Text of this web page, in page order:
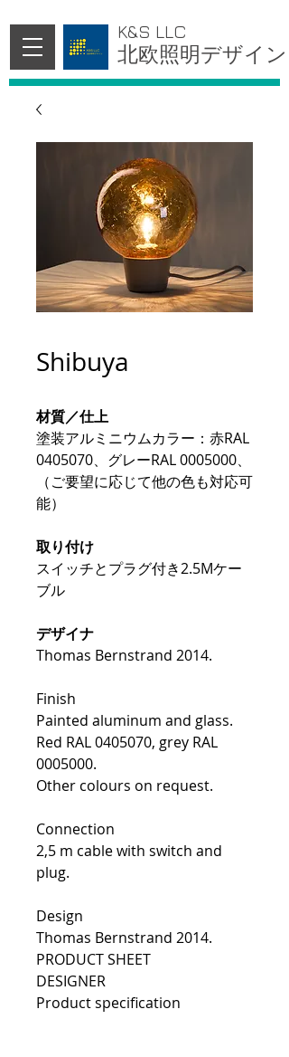
北欧照明デザイン
K&S LLC
Shibuya
材質／仕上
塗装アルミニウムカラー：赤RAL
0405070、グレーRAL 0005000、
（ご要望に応じて他の色も対応可
能）
取り付け
スイッチとプラグ付き2.5Mケー
ブル
デザイナ
Thomas Bernstrand 2014.
Finish
Painted aluminum and glass.
Red RAL 0405070, grey RAL
0005000.
Other colours on request.
Connection
2,5 m cable with switch and
plug.
Design
Thomas Bernstrand 2014.
PRODUCT SHEET
DESIGNER
Product specification